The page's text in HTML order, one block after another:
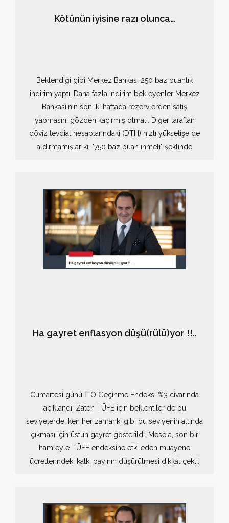
Kötünün iyisine razı olunca…
Beklendiği gibi Merkez Bankası 250 baz puanlık
indirim yaptı. Daha fazla indirim bekleyenler Merkez
Bankası'nın son iki haftada rezervlerden satış
yapmasını gözden kaçırmış olmalı. Diğer taraftan
döviz tevdiat hesaplarındaki (DTH) hızlı yükselişe de
aldırmamışlar ki, "750 baz puan inmeli" şeklinde
Ha gayret enflasyon düşü(rülü)yor !!..
Cumartesi günü İTO Geçinme Endeksi %3 civarında
açıklandı. Zaten TÜFE için beklentiler de bu
seviyelerde iken her zamanki gibi bu seviyenin altında
çıkması için üstün gayret gösterildi. Mesela, son bir
hamleyle TÜFE endeksine etki eden muayene
ücretlerindeki katkı payının düşürülmesi dikkat çekti.